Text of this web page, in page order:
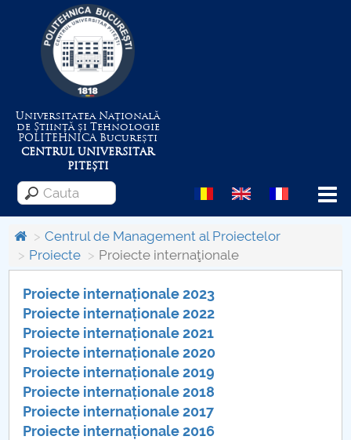
Universitatea Națională
de Știință și Tehnologie
POLITEHNICABucurești
CENTRUL UNIVERSITAR
PITEȘTI
Menu
Despre Universitate
Centrul de Management al Proiectelor
Consiliul de Administratie
Nr. de telefon si adrese Facultăți
Admitere
Centrul de Management al Proiectelor
Proiecte
Proiecte internaţionale
Proiecte internaționale 2023
Proiecte internaționale 2022
Proiecte internaționale 2021
Proiecte internaționale 2020
Proiecte internaționale 2019
Proiecte internaționale 2018
Proiecte internaționale 2017
Proiecte internaționale 2016